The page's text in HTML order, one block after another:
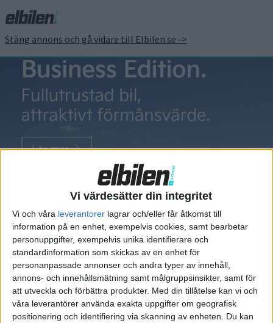
Vi värdesätter din integritet
Vi och våra leverantorer lagrar och/eller får åtkomst till
information på en enhet, exempelvis cookies, samt bearbetar
personuppgifter, exempelvis unika identifierare och
standardinformation som skickas av en enhet för
personanpassade annonser och andra typer av innehåll,
annons- och innehållsmätning samt målgruppsinsikter, samt för
att utveckla och förbättra produkter. Med din tillåtelse kan vi och
våra leverantörer använda exakta uppgifter om geografisk
positionering och identifiering via skanning av enheten. Du kan
Stäng annons och gå vidare till Elbilen.se ->
XC40
Så mycket kan
XC40 komma
att kosta
Elversionen av Volvos
kompaktsuv XC40 kommer att
kosta uppemot 50 000 dollar.
Detta enligt Wards Auto, som
har räknat på vad vd:n Håkan
Samuelsson säger att företaget
planerar att gå med vinst redan